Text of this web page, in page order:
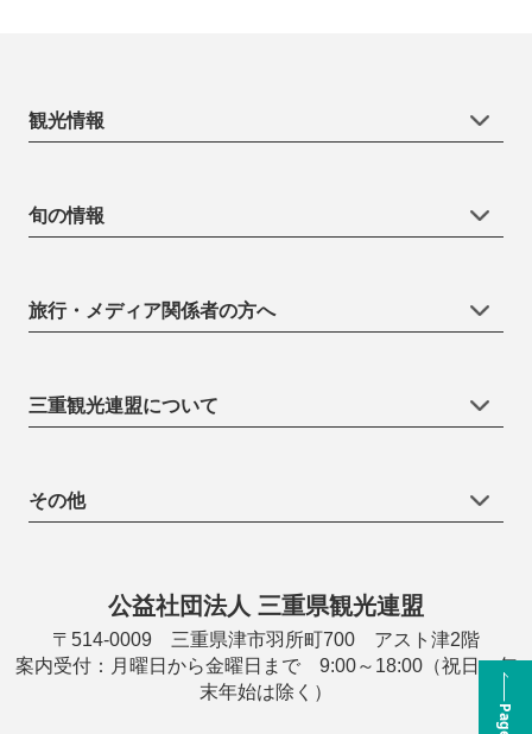
観光情報
旬の情報
旅行・メディア関係者の方へ
三重観光連盟について
その他
公益社団法人 三重県観光連盟
〒514-0009 三重県津市羽所町700 アスト津2階
案内受付：月曜日から金曜日まで 9:00～18:00（祝日・年
末年始は除く）